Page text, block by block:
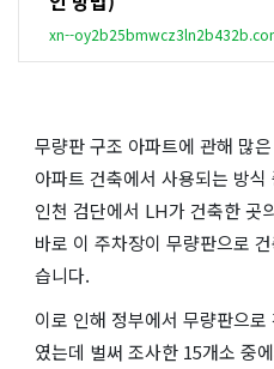
xn--
무량판 구조 아파트에 관해 많
아파트 건축에서 사용되는 방
인천 검단에서 LH가 건축한 곳
바로 이 주차장이 무량판으로
습니다.
이로 인해 정부에서 무량판으
였는데 벌써 조사한 15개소 중